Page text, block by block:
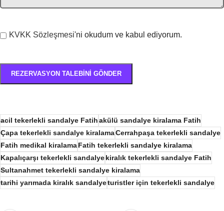
KVKK Sözleşmesi'ni okudum ve kabul ediyorum.
acil tekerlekli sandalye Fatihakülü sandalye kiralama Fatih
Çapa tekerlekli sandalye kiralamaCerrahpaşa tekerlekli sandalye
Fatih medikal kiralamaFatih tekerlekli sandalye kiralama
Kapalıçarşı tekerlekli sandalyekiralık tekerlekli sandalye Fatih
Sultanahmet tekerlekli sandalye kiralama
tarihi yarımada kiralık sandalyeturistler için tekerlekli sandalye